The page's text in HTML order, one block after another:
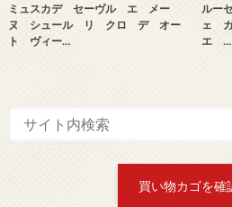
ミュスカデ セーヴル エ メー
ヌ シュール リ クロ デ オー
ト ヴィー…
ルー
ェ ガ
エ …
買い物カゴを確